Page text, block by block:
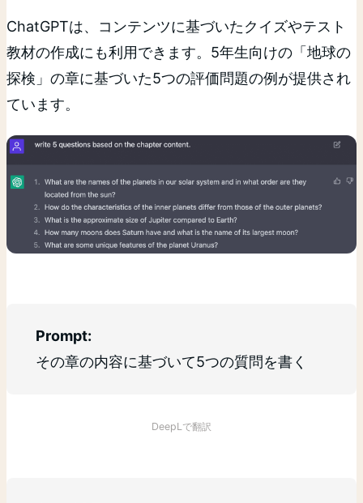
ChatGPTは、コンテンツに基づいたクイズやテスト
教材の作成にも利用できます。5年生向けの「地球の
探検」の章に基づいた5つの評価問題の例が提供され
ています。
Prompt:
その章の内容に基づいて5つの質問を書く
DeepLで翻訳